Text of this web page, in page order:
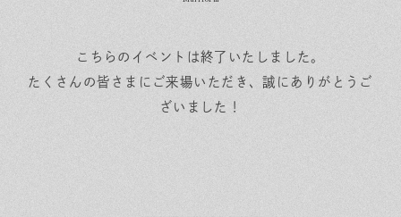
こちらのイベントは終了いたしました。
たくさんの皆さまにご来場いただき、誠にありがとうご
ざいました！